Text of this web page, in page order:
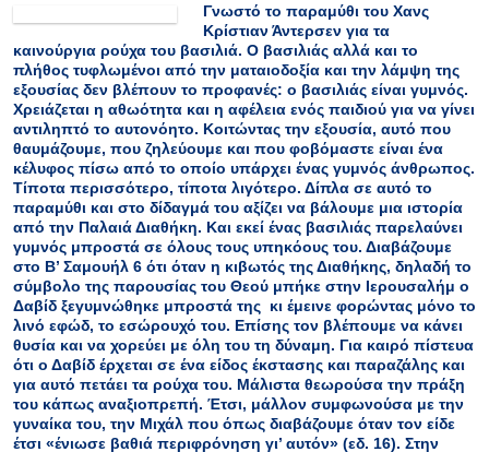
Γνωστό το παραμύθι του Χανς
Κρίστιαν Άντερσεν για τα
καινούργια ρούχα του βασιλιά. Ο βασιλιάς αλλά και το
πλήθος τυφλωμένοι από την ματαιοδοξία και την λάμψη της
εξουσίας δεν βλέπουν το προφανές: ο βασιλιάς είναι γυμνός.
Χρειάζεται η αθωότητα και η αφέλεια ενός παιδιού για να γίνει
αντιληπτό το αυτονόητο. Κοιτώντας την εξουσία, αυτό που
θαυμάζουμε, που ζηλεύουμε και που φοβόμαστε είναι ένα
κέλυφος πίσω από το οποίο υπάρχει ένας γυμνός άνθρωπος.
Τίποτα περισσότερο, τίποτα λιγότερο. Δίπλα σε αυτό το
παραμύθι και στο δίδαγμά του αξίζει να βάλουμε μια ιστορία
από την Παλαιά Διαθήκη. Και εκεί ένας βασιλιάς παρελαύνει
γυμνός μπροστά σε όλους τους υπηκόους του. Διαβάζουμε
στο Β’ Σαμουήλ 6 ότι όταν η κιβωτός της Διαθήκης, δηλαδή το
σύμβολο της παρουσίας του Θεού μπήκε στην Ιερουσαλήμ ο
Δαβίδ ξεγυμνώθηκε μπροστά της κι έμεινε φορώντας μόνο το
λινό εφώδ, το εσώρουχό του. Επίσης τον βλέπουμε να κάνει
θυσία και να χορεύει με όλη του τη δύναμη. Για καιρό πίστευα
ότι ο Δαβίδ έρχεται σε ένα είδος έκστασης και παραζάλης και
για αυτό πετάει τα ρούχα του. Μάλιστα θεωρούσα την πράξη
του κάπως αναξιοπρεπή. Έτσι, μάλλον συμφωνούσα με την
γυναίκα του, την Μιχάλ που όπως διαβάζουμε όταν τον είδε
έτσι «ένιωσε βαθιά περιφρόνηση γι’ αυτόν» (εδ. 16). Στην